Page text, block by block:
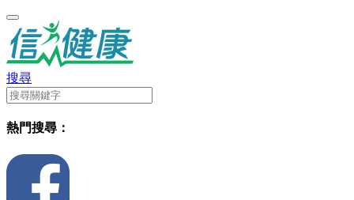
搜尋
熱門搜尋：